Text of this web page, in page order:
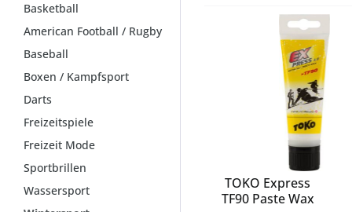
Basketball
American Football / Rugby
Baseball
Boxen / Kampfsport
Darts
Freizeitspiele
Freizeit Mode
Sportbrillen
Wassersport
ATOMIC
BACKTEE
BARTH
BLIZZARD
BLUE SPORTS
DIAMIR
DYNAFIT
black matt
braun
graphite
grau
TOKO Express
TF90 Paste Wax